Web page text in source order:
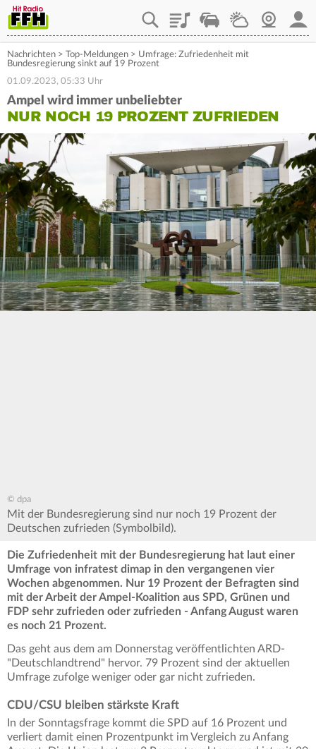
PlaylistStaupilotWetterWebcam
Nachrichten > Top-Meldungen > Umfrage: Zufriedenheit mit
Bundesregierung sinkt auf 19 Prozent
01.09.2023, 05:33 Uhr
Ampel wird immer unbeliebter
NUR NOCH 19 PROZENT ZUFRIEDEN
© dpa
Mit der Bundesregierung sind nur noch 19 Prozent der
Deutschen zufrieden (Symbolbild).
Die Zufriedenheit mit der Bundesregierung hat laut einer
Umfrage von infratest dimap in den vergangenen vier
Wochen abgenommen. Nur 19 Prozent der Befragten sind
mit der Arbeit der Ampel-Koalition aus SPD, Grünen und
FDP sehr zufrieden oder zufrieden - Anfang August waren
es noch 21 Prozent.
Das geht aus dem am Donnerstag veröffentlichten ARD-
"Deutschlandtrend" hervor. 79 Prozent sind der aktuellen
Umfrage zufolge weniger oder gar nicht zufrieden.
CDU/CSU bleiben stärkste Kraft
In der Sonntagsfrage kommt die SPD auf 16 Prozent und
verliert damit einen Prozentpunkt im Vergleich zu Anfang